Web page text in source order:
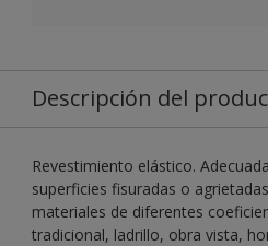
Descripción del
Revestimiento elástico.
superficies fisuradas o
materiales de diferentes
tradicional, ladrillo, obra vista,